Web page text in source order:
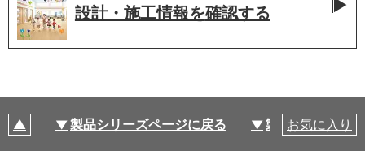
設計・施工情報を確認する
製品シリーズページに戻る 製品仕様
お気に入り